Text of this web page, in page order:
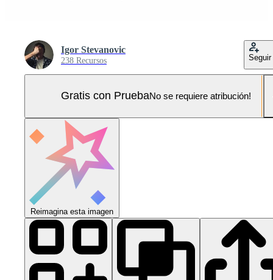
Igor Stevanovic
238 Recursos Seguir
Gratis con PruebaNo se requiere atribución!
Reimagina esta imagen